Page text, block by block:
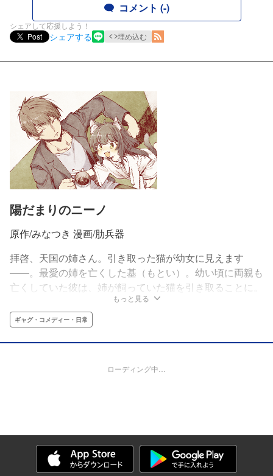
コメント (-)
シェアして応援しよう！
Post
シェアする 埋め込む
陽だまりのニーノ
原作/みなつき 漫画/肋兵器
拝啓、天国の姉さん。引き取った猫が幼女に見えます
――。最愛の姉を亡くした基（もとい）。幼い頃に両親も
亡くしていた彼は、姉が飼っていた猫を引き取ることに。
ある日、ふと猫のほうに目をやると、そこには猫耳に尻尾
が生えた幼女の姿が……。一人ぼっちになってしまった青
年とまるで猫な幼女。一人と一匹？の温かい日々を紡いだ
心に染みわたる物語。
もっと見る
ギャグ・コメディー・日常
ローディング中…